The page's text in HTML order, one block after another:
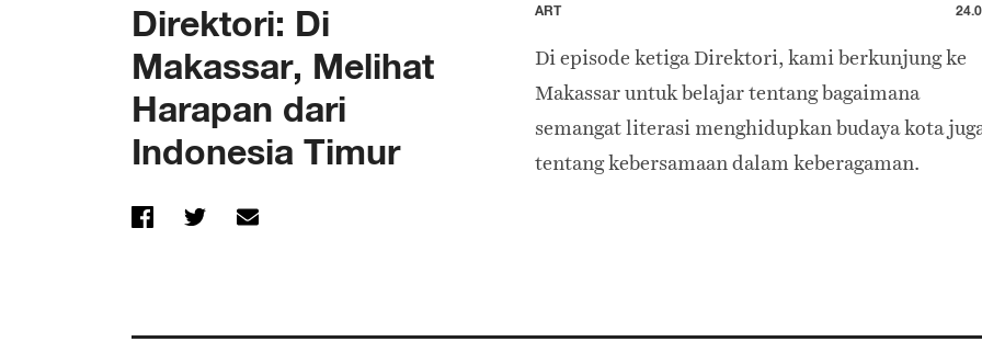
Direktori: Di
Makassar, Melihat
Harapan dari
Indonesia Timur
ART
Di episode ketiga Direktori, kami berkunjung ke
Makassar untuk belajar tentang bagaimana
semangat literasi menghidupkan budaya kota
tentang kebersamaan dalam keberagaman.